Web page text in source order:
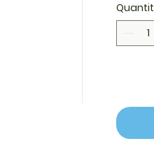
salés